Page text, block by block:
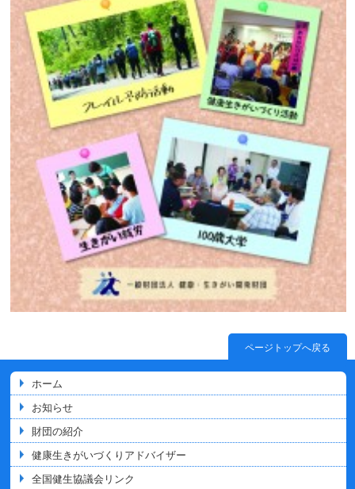
ページトップへ戻る
ホーム
お知らせ
財団の紹介
健康生きがいづくりアドバイザー
全国健生協議会リンク